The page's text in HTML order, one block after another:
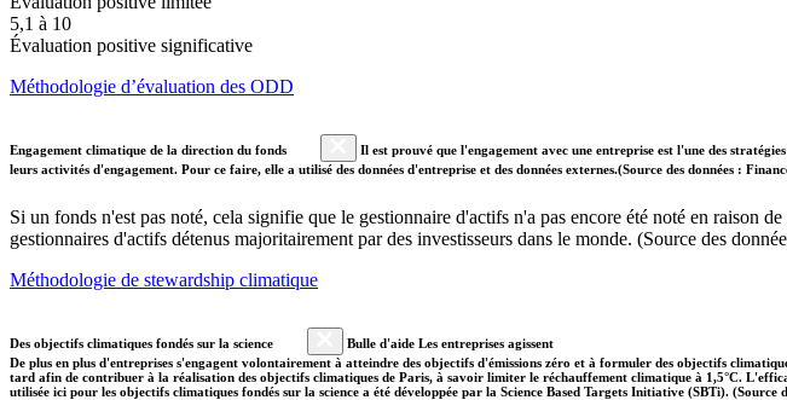
5,1 à 10
Évaluation positive significative
Méthodologie d’évaluation des ODD
Engagement climatique de la direction du fonds
Il est prouvé que l'engagement avec une entreprise est l'une des
leurs activités d'engagement. Pour ce faire, elle a utilisé des données d'entreprise et des données externes.(Source des données :
Si un fonds n'est pas noté, cela signifie que le gestionnaire d'actifs n'a pas encore été noté en raison
gestionnaires d'actifs détenus majoritairement par des investisseurs dans le monde. (Source des
Méthodologie de stewardship climatique
Des objectifs climatiques fondés sur la science
Bulle d'aide Les entreprises agissent
De plus en plus d'entreprises s'engagent volontairement à atteindre des objectifs d'émissions zéro et à formuler des objectifs
tard afin de contribuer à la réalisation des objectifs climatiques de Paris, à savoir limiter le réchauffement climatique à 1,5°C.
utilisée ici pour les objectifs climatiques fondés sur la science a été développée par la Science Based Targets Initiative (SBTi). (Source